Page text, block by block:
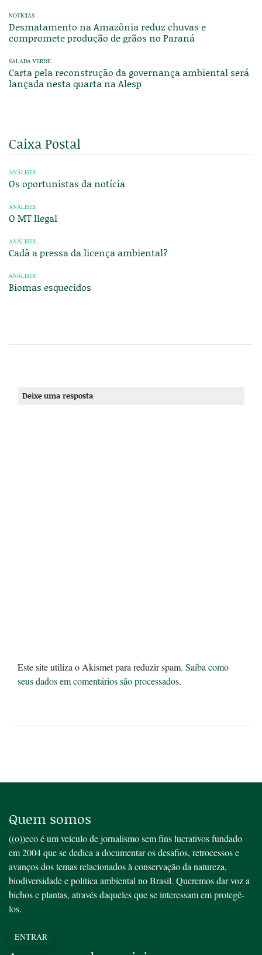
NOTÍCIAS
Desmatamento na Amazônia reduz chuvas e
compromete produção de grãos no Paraná
SALADA VERDE
Carta pela reconstrução da governança ambiental será
lançada nesta quarta na Alesp
Caixa Postal
ANÁLISES
Os oportunistas da notícia
ANÁLISES
O MT Ilegal
ANÁLISES
Cadâ a pressa da licença ambiental?
ANÁLISES
Biomas esquecidos
Deixe uma resposta
Este site utiliza o Akismet para reduzir spam. Saiba como
seus dados em comentários são processados.
Quem somos
((o))eco é um veículo de jornalismo sem fins lucrativos fundado
em 2004 que se dedica a documentar os desafios, retrocessos e
avanços dos temas relacionados à conservação da natureza,
biodiversidade e política ambiental no Brasil. Queremos dar voz a
bichos e plantas, através daqueles que se interessam em protegê-
los.
Saiba mais
ENTRAR